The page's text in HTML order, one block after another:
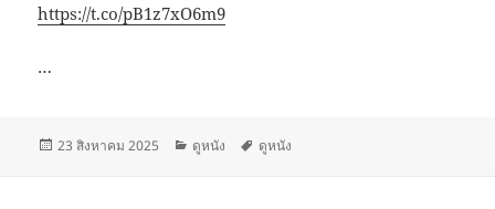
https://t.co/pB1z7xO6m9
…
เขียน
23 สิงหาคม 2025
หมวด
ดูหนัง
ป้าย
ดูหนัง